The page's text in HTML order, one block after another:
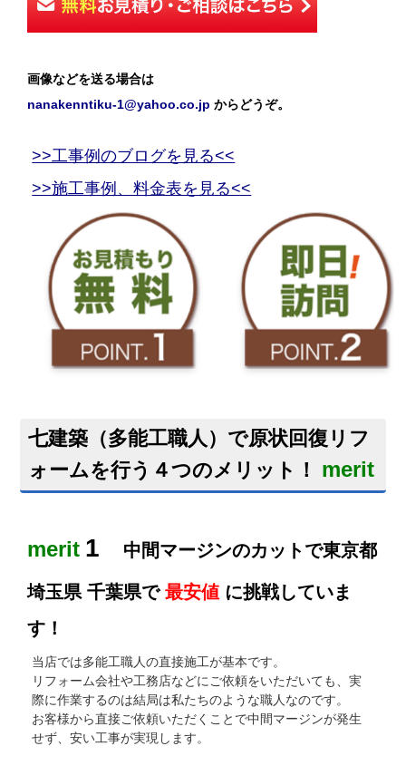
画像などを送る場合は
nanakenntiku-1@yahoo.co.jpからどうぞ。
>>工事例のブログを見る<<
>>施工事例、料金表を見る<<
七建築（多能工職人）で原状回復リフ
ォームを行う４つのメリット！
merit
merit 1 中間マージンのカットで東京都
埼玉県 千葉県で 最安値 に挑戦していま
す！
当店では多能工職人の直接施工が基本です。
リフォーム会社や工務店などにご依頼をいただいても、実
際に作業するのは結局は私たちのような職人なのです。
お客様から直接ご依頼いただくことで中間マージンが発生
せず、安い工事が実現します。